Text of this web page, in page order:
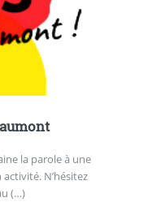
la parole à une
N’hésitez
(…)